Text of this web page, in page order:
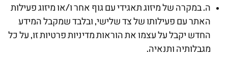
ה. במקרה של מיזוג תאגידי עם גוף אחר ו/או מיזוג פעילות
האתר עם פעילותו של צד שלישי, ובלבד שמקבל המידע
החדש יקבל על עצמו את הוראות מדיניות פרטיות זו, על כל
מגבלותיה ותנאיה.